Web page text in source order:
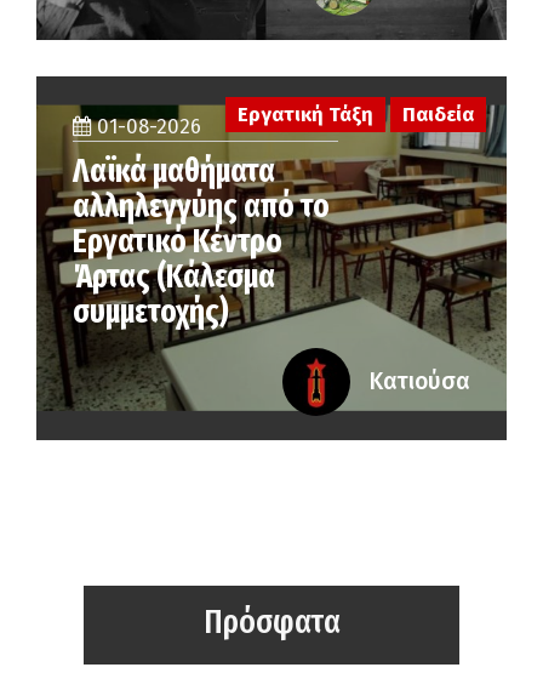
01-08-2026
Λαϊκά μαθήματα
αλληλεγγύης από το
Εργατικό Κέντρο
Άρτας (Κάλεσμα
συμμετοχής)
Εργατική Τάξη Παιδεία
Κατιούσα
Πρόσφατα